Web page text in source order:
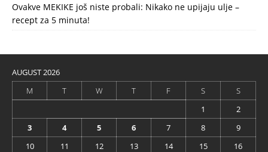
Ovakve MEKIKE još niste probali: Nikako ne upijaju ulje –
recept za 5 minuta!
AUGUST 2026
M
T W T F S
S
1
2
3
4 5 6 7 8
9
10
11 12 13 14 15
16